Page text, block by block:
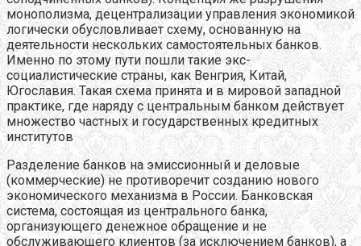
монополизма, децентрализации управления экономикой
логически обусловливает схему, основанную на
деятельности нескольких самостоятельных банков.
Именно по этому пути пошли такие экс-
социалистические страны, как Венгрия, Китай,
Югославия. Такая схема принята и в мировой западной
практике, где наряду с центральным банком действует
множество частных и государственных кредитных
институтов
Разделение банков на эмиссионный и деловые
(коммерческие) не противоречит созданию нового
экономического механизма в России. Банковская
система, состоящая из центрального банка,
организующего денежное обращение и не
обслуживающего клиентов (за исключением банков), а